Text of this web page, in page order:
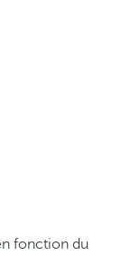
fonction du